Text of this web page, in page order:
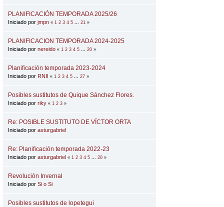
PLANIFICACIÓN TEMPORADA 2025/26
Iniciado por jmpn « 1 2 3 4 5 21 »
PLANIFICACION TEMPORADA 2024-2025
Iniciado por nereido « 1 2 3 4 5 20 »
Planificación temporada 2023-2024
Iniciado por RNII « 1 2 3 4 5 27 »
Posibles sustitutos de Quique Sánchez Flores.
Iniciado por riky « 1 2 3 »
Re: POSIBLE SUSTITUTO DE VÍCTOR ORTA
Iniciado por asturgabriel
Re: Planificación temporada 2022-23
Iniciado por asturgabriel « 1 2 3 4 5 20 »
Revolución Invernal
Iniciado por Si o Si
Posibles sustitutos de lopetegui